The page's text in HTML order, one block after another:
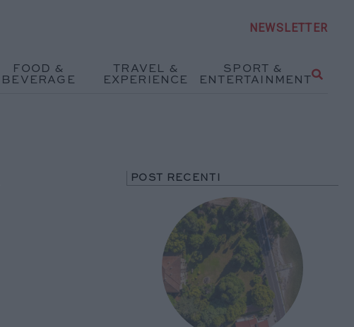
NEWSLETTER
FOOD &
BEVERAGE
TRAVEL &
EXPERIENCE
SPORT &
ENTERTAINMENT
POST RECENTI